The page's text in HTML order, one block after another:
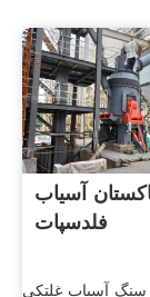
آسیاب
فلدسپات
سنگ آسیاب غلتکی